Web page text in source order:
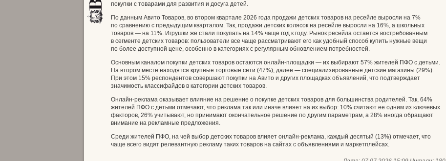
покупки с товарами для развития и досуга детей.
По данным Авито Товаров, во втором квартале 2026 года продажи детских товаров на ресейле выросли на 7%
по сравнению с предыдущим кварталом. Так, продажи детских колясок на ресейле выросли на 16%, а школьных
товаров — на 11%. Игрушки же стали покупать на 14% чаще год к году. Рынок ресейла остается востребованным
в сегменте детских товаров: пользователи все чаще рассматривают его как удобный способ купить нужные вещи
по более доступной цене, особенно в категориях с регулярным обновлением потребностей.
Основным каналом покупки детских товаров остаются онлайн-площадки — их выбирают 57% жителей ПФО с детьми.
На втором месте находятся крупные торговые сети (47%), далее — специализированные детские магазины (29%).
При этом 15% респондентов совершают покупки на Авито и других площадках объявлений, что подтверждает
значимость классифайдов в категории детских товаров.
Онлайн-реклама оказывает влияние на решение о покупке детских товаров для большинства родителей. Так, 64%
жителей ПФО с детьми отмечают, что реклама так или иначе влияет на их выбор: 10% считают ее одним из ключевых
факторов, 26% учитывают, но принимают окончательное решение по другим параметрам, а 28% иногда обращают
внимание на рекламные предложения.
Среди жителей ПФО, на чей выбор детских товаров влияет онлайн-реклама, каждый десятый (13%) отмечает, что
чаще всего видят релевантную рекламу таких товаров на сайтах с объявлениями и маркетплейсах.